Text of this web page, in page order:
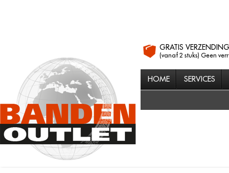
GRATIS VERZENDING
(vanaf 2 stuks) Geen
HOME SERVICES